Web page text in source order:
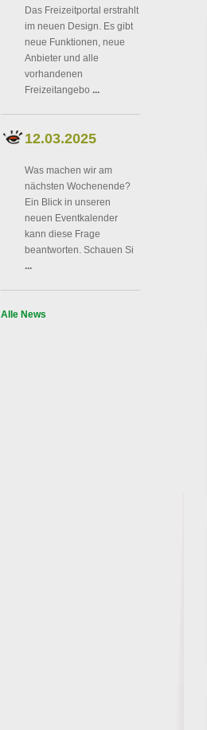
Das Freizeitportal erstrahlt
im neuen Design. Es gibt
neue Funktionen, neue
Anbieter und alle
vorhandenen
Freizeitangebo ...
12.03.2025
Was machen wir am
nächsten Wochenende?
Ein Blick in unseren
neuen Eventkalender
kann diese Frage
beantworten. Schauen Si
...
Alle News